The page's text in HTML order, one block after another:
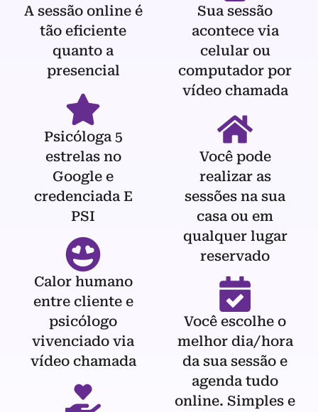
A sessão online é
tão eficiente
quanto a
presencial
Psicóloga 5
estrelas no
Google e
credenciada E
PSI
Calor humano
entre cliente e
psicólogo
vivenciado via
vídeo chamada
Sua sessão
acontece via
celular ou
computador por
vídeo chamada
Você pode
realizar as
sessões na sua
casa ou em
qualquer lugar
reservado
Você escolhe o
melhor dia/hora
da sua sessão e
agenda tudo
online. Simples e